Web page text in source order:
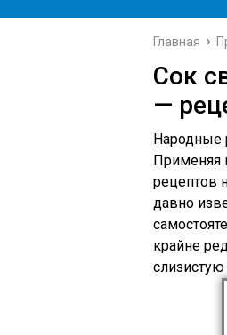
Главная
Сок
—
Народные
Применяя
рецептов
давно
крайне